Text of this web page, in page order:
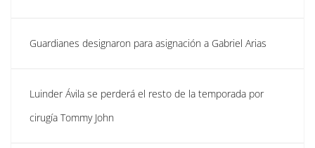
Guardianes designaron para asignación a Gabriel Arias
Luinder Ávila se perderá el resto de la temporada por
cirugía Tommy John